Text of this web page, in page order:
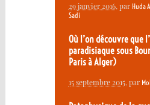
29 janvier 2016, par Huda
Sadi
Où l’on découvre que
paradisiaque sous
Paris à Alger)
15 septembre 2015, par